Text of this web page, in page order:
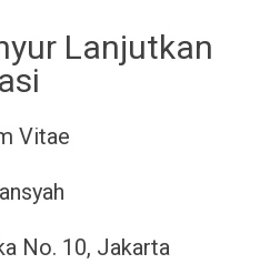
Lanjutkan
Vitae
No. 10, Jakarta